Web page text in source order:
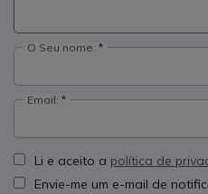
O Seu nome:
Email:
Li e aceito a política de
Envie-me um e-mail de